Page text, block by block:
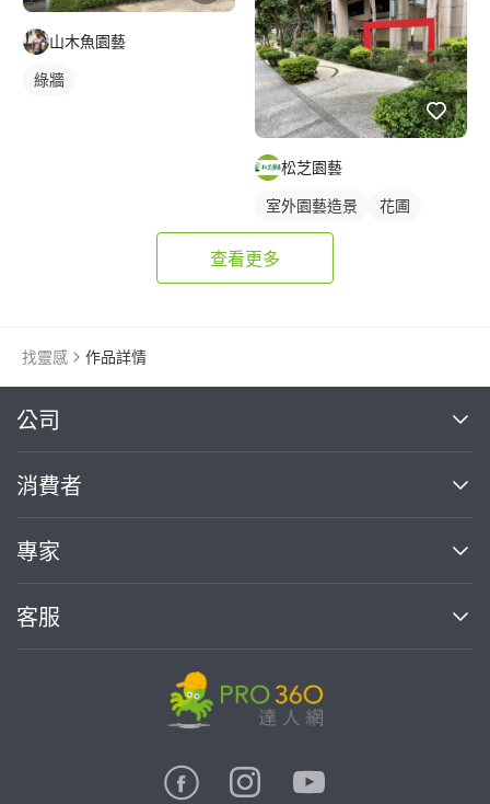
山木魚園藝
綠牆
松芝園藝
室外園藝造景 花圃
查看更多
找靈感 作品詳情
公司
關於我們
部落格
加入我們
消費者
買服務
熱門服務
專家
案件中心
客服
繼續完成